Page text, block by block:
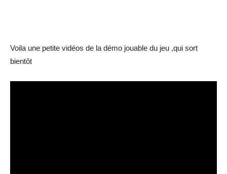
Voila une petite vidéos de la démo jouable du jeu ,qui sort
bientôt